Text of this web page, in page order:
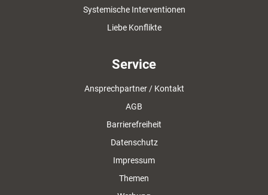
Systemische Interventionen
Liebe Konflikte
Service
Ansprechpartner / Kontakt
AGB
Barrierefreiheit
Datenschutz
Impressum
Themen